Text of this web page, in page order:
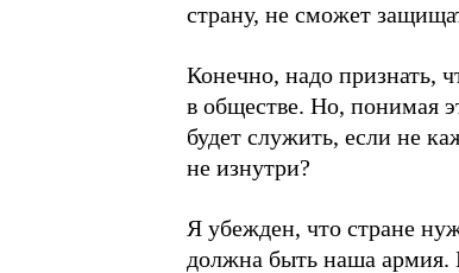
страну, не сможет
Конечно, надо признать,
в обществе. Но, понимая
будет служить, если не
не изнутри?
Я убежден, что стране
должна быть наша армия.